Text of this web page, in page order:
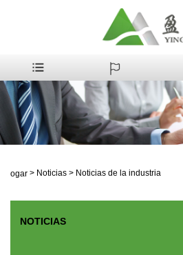
Hogar > Noticias > Noticias de la industria
NOTICIAS